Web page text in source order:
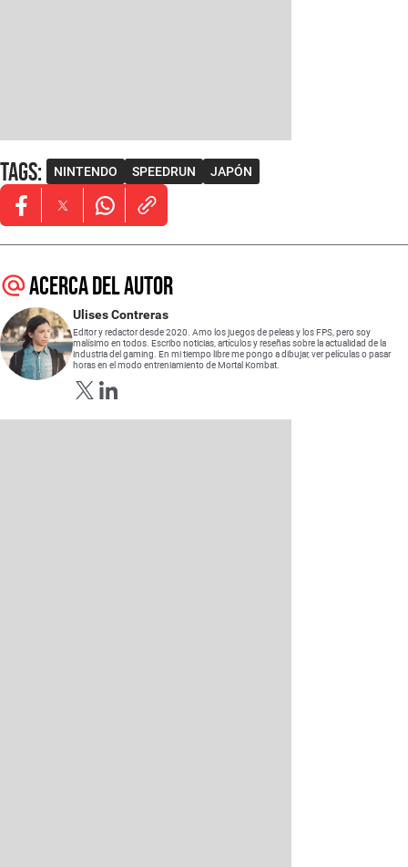
Tags: NINTENDO SPEEDRUN JAPÓN
Opens in new window
Opens in new window
Opens in new window
Acerca del autor
Ulises Contreras
Editor y redactor desde 2020. Amo los juegos de peleas y los FPS, pero soy
malísimo en todos. Escribo noticias, artículos y reseñas sobre la actualidad de la
industria del gaming. En mi tiempo libre me pongo a dibujar, ver películas o pasar
horas en el modo entreniamiento de Mortal Kombat.
Opens in new window
Opens in new window